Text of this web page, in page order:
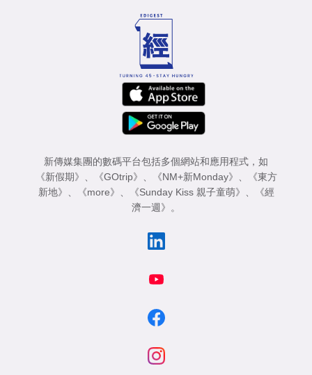
新傳媒集團的數碼平台包括多個網站和應用程式，如
《新假期》
《GOtrip》 《NM+新Monday》
《東方
新地》
《more》 《Sunday Kiss 親子童萌》
《經
濟一週》
。